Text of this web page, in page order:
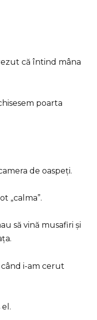
că întind mâna
poarta
de oaspeți.
„calma”.
să vină musafiri și
când i-am cerut
el.